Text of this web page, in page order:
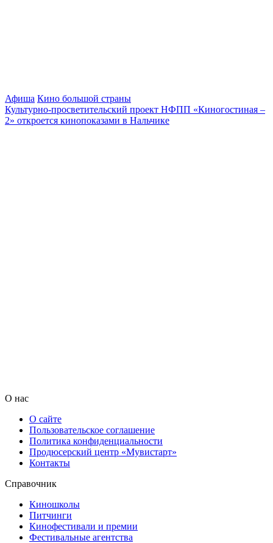
Афиша Кино большой страны
Культурно-просветительский проект НФПП «Киногостиная –
2» откроется кинопоказами в Нальчике
О нас
О сайте
Пользовательское соглашение
Политика конфиденциальности
Продюсерский центр «Мувистарт»
Контакты
Справочник
Киношколы
Питчинги
Кинофестивали и премии
Фестивальные агентства